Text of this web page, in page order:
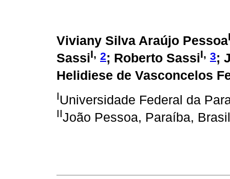
Viviany Silva Araújo Pessoa
SassiI, 2; Roberto SassiI, 3;
Helidiese de Vasconcelos
IUniversidade Federal da
IIJoão Pessoa, Paraíba, Brasil